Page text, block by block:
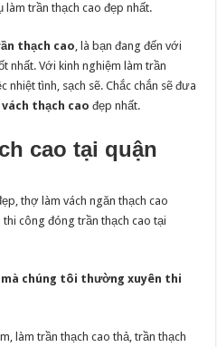
làm trần thạch cao đẹp nhất.
thạch cao, là bạn đang đến với
nhất. Với kinh nghiệm làm trần
nhiệt tình, sạch sẽ. Chắc chắn sẽ đưa
thạch caođẹp nhất.
cao tại quận
thợ làm vách ngăn thạch cao
công đóng trần thạch cao tại
chúng tôi thường xuyên thi
làm trần thạch cao thả, trần thạch